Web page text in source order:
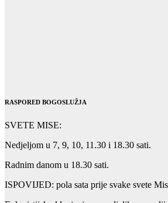
RASPORED BOGOSLUŽJA
SVETE MISE:
Nedjeljom u 7, 9, 10, 11.30 i 18.30 sati.
Radnim danom u 18.30 sati.
ISPOVIJED: pola sata prije svake svete